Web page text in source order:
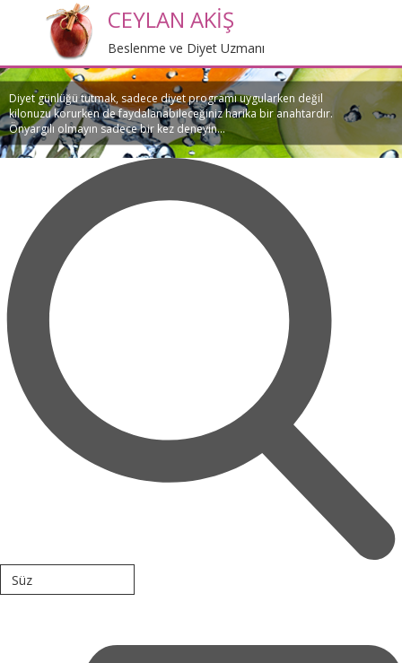
CEYLAN AKİŞ
Beslenme ve Diyet Uzmanı
Diyet günlüğü tutmak, sadece diyet programı uygularken değil
kilonuzu korurken de faydalanabileceğiniz harika bir anahtardır.
Önyargılı olmayın sadece bir kez deneyin...